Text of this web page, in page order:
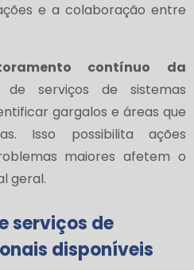
e a colaboração entre
contínuo da
de serviços de sistemas
gargalos e áreas que
Isso possibilita ações
maiores afetem o
geral.
serviços de
disponíveis